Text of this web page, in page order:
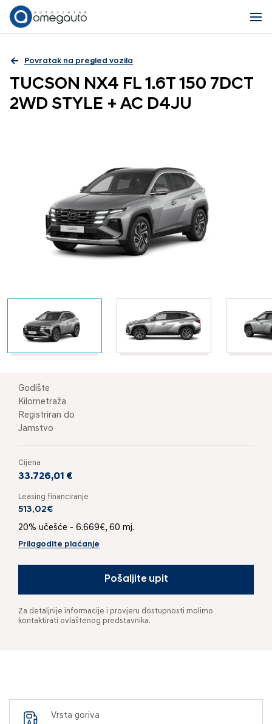
Povratak na pregled vozila
TUCSON NX4 FL 1.6T 150 7DCT
2WD STYLE + AC D4JU
Godište
Kilometraža
Registriran do
Jamstvo
Cijena
33.726,01 €
Leasing financiranje
513,02€
20% učešće - 6.669€, 60 mj.
Prilagodite plaćanje
Pošaljite upit
Za detaljnije informacije i provjeru dostupnosti molimo
kontaktirati ovlaštenog predstavnika.
Vrsta goriva